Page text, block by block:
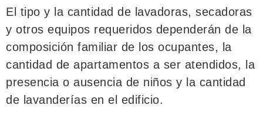
El tipo y la cantidad de lavadoras, secadoras
y otros equipos requeridos dependerán de la
composición familiar de los ocupantes, la
cantidad de apartamentos a ser atendidos, la
presencia o ausencia de niños y la cantidad
de lavanderías en el edificio.